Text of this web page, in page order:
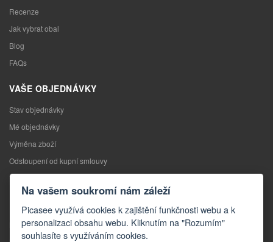
Recenze
Jak vybrat obal
Blog
FAQs
VAŠE OBJEDNÁVKY
Stav objednávky
Mé objednávky
Výměna zboží
Odstoupení od kupní smlouvy
Reklamace
Kontakty
Na vašem soukromí nám záleží
Picasee využívá cookies k zajištění funkčnosti webu a k
personalizaci obsahu webu. Kliknutím na "Rozumím"
souhlasíte s využíváním cookies.